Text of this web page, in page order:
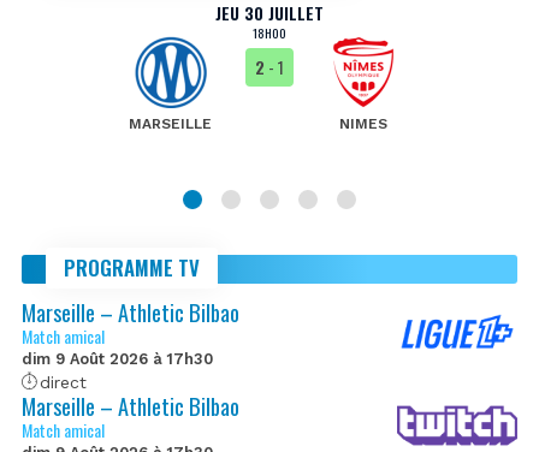
JEU 30 JUILLET
18H00
MARSEILLE
2 - 1
NIMES
PROGRAMME TV
Marseille – Athletic Bilbao
Match amical
dim 9 Août 2026 à 17h30
direct
Marseille – Athletic Bilbao
Match amical